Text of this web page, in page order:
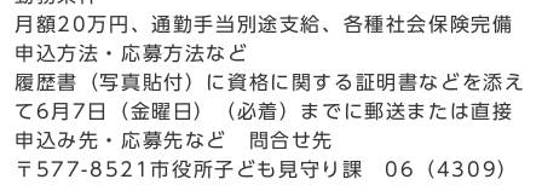
月額20万円、通勤手当別途支給、各種社会保険完備
申込方法・応募方法など
履歴書（写真貼付）に資格に関する証明書などを添え
て6月7日（金曜日）（必着）までに郵送または直接
申込み先・応募先など 問合せ先
〒577-8521市役所子ども見守り課 06（4309）